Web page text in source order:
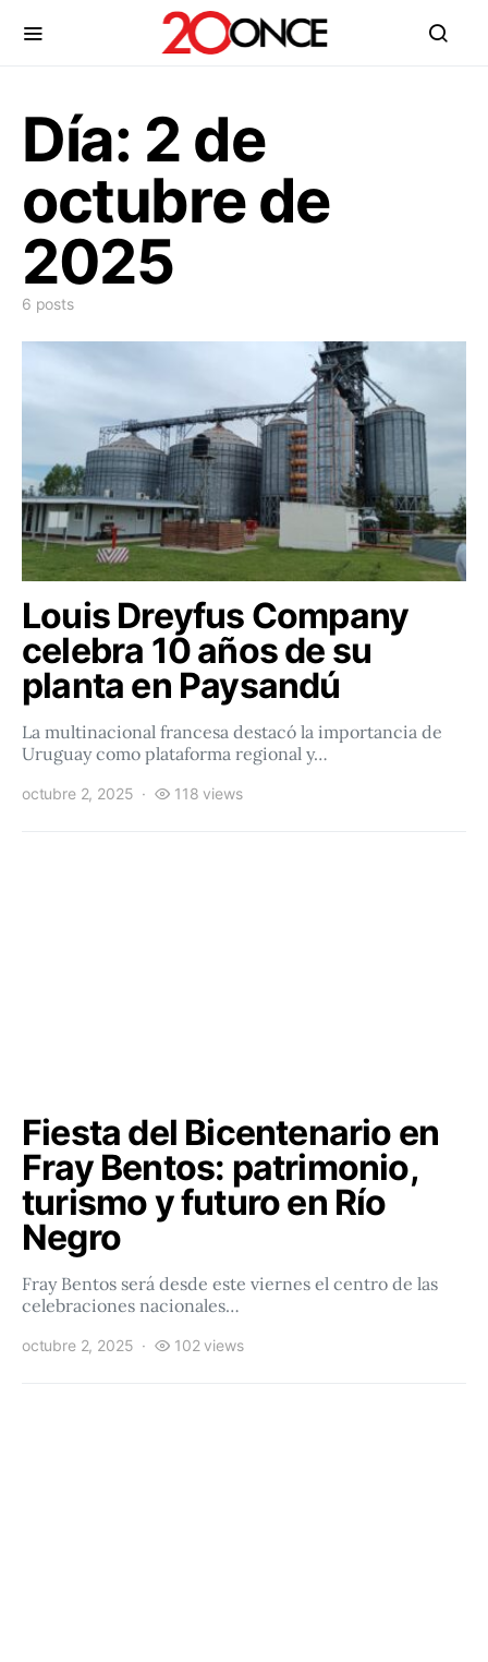
Día: 2 de
octubre de
2025
6 posts
Louis Dreyfus Company
celebra 10 años de su
planta en Paysandú
La multinacional francesa destacó la importancia de
Uruguay como plataforma regional y…
octubre 2, 2025 118 views
Fiesta del Bicentenario en
Fray Bentos: patrimonio,
turismo y futuro en Río
Negro
Fray Bentos será desde este viernes el centro de las
celebraciones nacionales…
octubre 2, 2025 102 views